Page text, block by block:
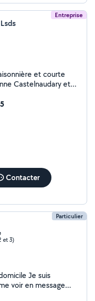
Entreprise
et courte
de
minutieux et
Contacter
Particulier
et 3)
Je suis